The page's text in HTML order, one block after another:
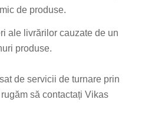
de produse.
ale livrărilor cauzate de un
produse.
de servicii de turnare prin
să contactați Vikas